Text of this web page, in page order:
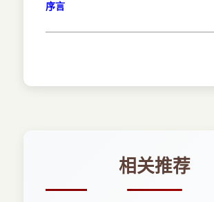
序言
相关推荐